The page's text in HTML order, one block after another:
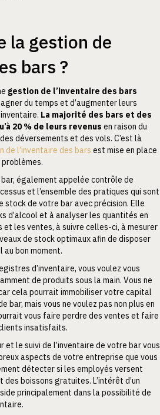
la gestion de
bars ?
gestion de l’inventaire des bars
du temps et d’augmenter leurs
La majorité des bars et des
20 % de leurs revenus en raison du
déversements et des vols. C’est là
de l’inventaire des bars est mise en place
également appelée contrôle de
et l’ensemble des pratiques qui sont
stock de votre bar avec précision. Elle
d’alcool et à analyser les quantités en
les ventes, à suivre celles-ci, à mesurer
de stock optimaux afin de disposer
au bon moment.
d’inventaire, vous voulez vous
de produits sous la main. Vous ne
cela pourrait immobiliser votre capital
bar, mais vous ne voulez pas non plus en
vous faire perdre des ventes et faire
insatisfaits.
et le suivi de l’inventaire de votre bar vous
aspects de votre entreprise que vous
détecter si les employés versent
boissons gratuites. L’intérêt d’un
principalement dans la possibilité de